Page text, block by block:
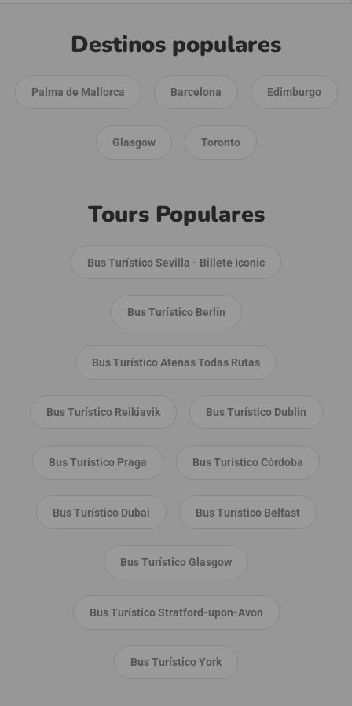
Destinos populares
Palma de Mallorca Barcelona Edimburgo
Glasgow Toronto
Tours Populares
Bus Turístico Sevilla - Billete Iconic
Bus Turístico Berlín
Bus Turístico Atenas Todas Rutas
Bus Turístico Reikiavik Bus Turístico Dublin
Bus Turístico Praga Bus Turístico Córdoba
Bus Turístico Dubai Bus Turístico Belfast
Bus Turístico Glasgow
Bus Turístico Stratford-upon-Avon
Bus Turístico York